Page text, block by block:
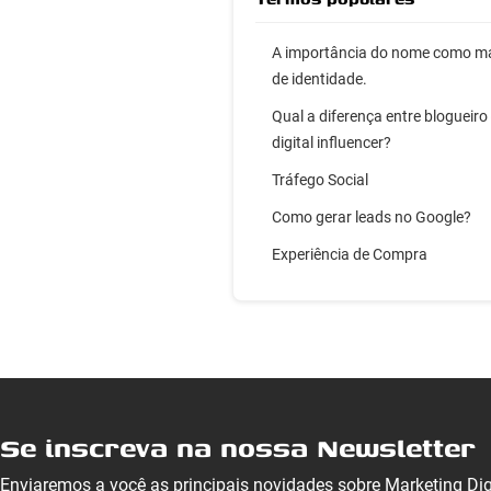
A importância do nome como
de identidade.
Qual a diferença entre blogueiro
digital influencer?
Tráfego Social
Como gerar leads no Google?
Experiência de Compra
Se inscreva na nossa Newsletter
Enviaremos a você as principais novidades sobre Marketing